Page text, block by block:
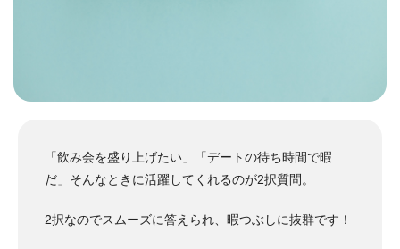
「飲み会を盛り上げたい」「デートの待ち時間で暇
だ」そんなときに活躍してくれるのが2択質問。
2択なのでスムーズに答えられ、暇つぶしに抜群です！